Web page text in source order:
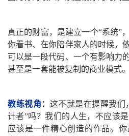
真正的财富，是建立一个“系统”
你看书、在你陪伴家人的时候，
可以是一段代码、一个有影响力
甚至是一套能被复制的商业模式。
教练视角 ： 这不就是在提醒我们
计者”吗？我们的人生，不应该
应该是一件精心创造的作品。